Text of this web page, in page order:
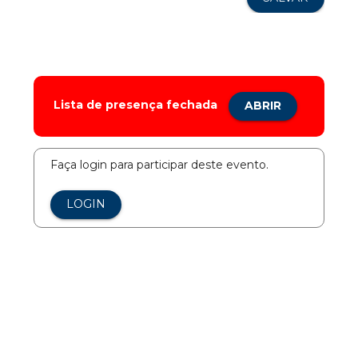
Lista de presença fechada ABRIR
Faça login para participar deste evento.
LOGIN